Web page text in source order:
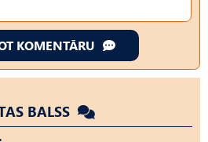
KOMENTĀRU
BALSS